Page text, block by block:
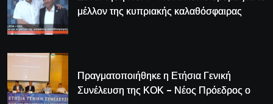
μέλλον της κυπριακής καλαθόσφαιρας
Πραγματοποιήθηκε η Ετήσια Γενική
Συνέλευση της ΚΟΚ – Νέος Πρόεδρος ο